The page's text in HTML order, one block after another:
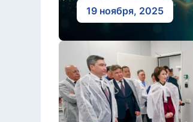
19 ноября, 2025